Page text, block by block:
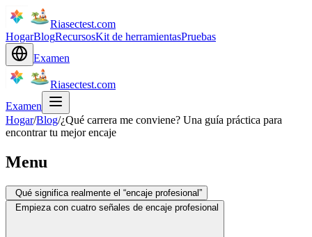
Riasectest.com
HogarBlogRecursosKit de herramientasPruebas
Examen
Riasectest.com
Examen
Hogar/Blog/¿Qué carrera me conviene? Una guía práctica para
encontrar tu mejor encaje
Menu
Qué significa realmente el “encaje profesional”
Empieza con cuatro señales de encaje profesional